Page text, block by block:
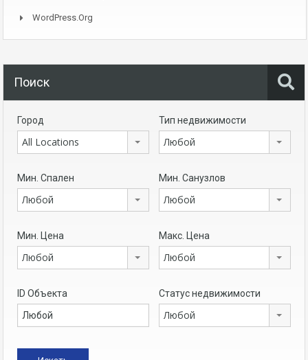
WordPress.org
Поиск
Город
All Locations
Тип недвижимости
Любой
Мин. Спален
Любой
Мин. Санузлов
Любой
Мин. Цена
Любой
Макс. Цена
Любой
ID Объекта Статус недвижимости
Любой